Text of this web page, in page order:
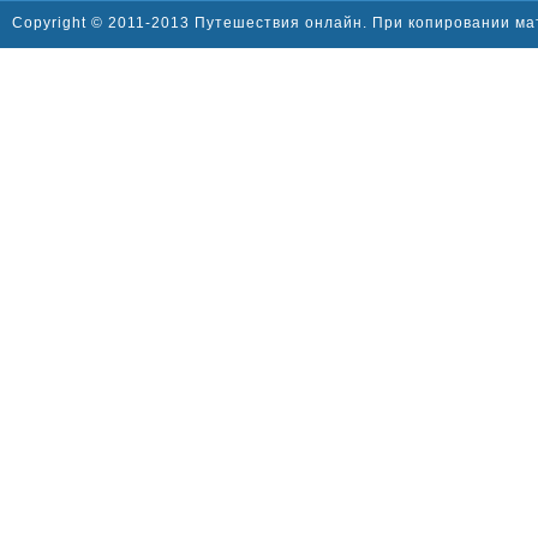
Copyright © 2011-2013 Путешествия онлайн. При копировании